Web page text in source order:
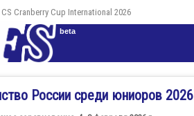
CS Cranberry Cup International 2026
beta
России среди юниоров 2026